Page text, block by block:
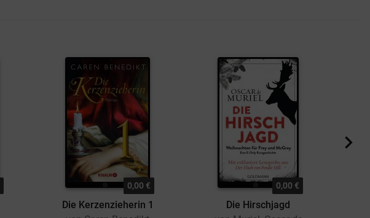
0,00 €
Die Kerzenzieherin 1
0,00 €
Die Hirschjagd